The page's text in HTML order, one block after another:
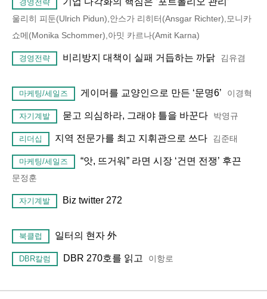
경영전략
울리히 피둔(Ulrich Pidun),안스가 리히터(Ansgar Richter),모니카
쇼메(Monika Schommer),아밋 카르나(Amit Karna)
경영전략 비리방지 대책이 실패 거듭하는 까닭 김유겸
마케팅/세일즈 게이머를 교양인으로 만든 ‘문명6’ 이경혁
자기계발 묻고 의심하라, 그래야 틀을 바꾼다 박영규
리더십 지역 전문가를 최고 지휘관으로 쓰다 김준태
마케팅/세일즈 “앗, 뜨거워” 라면 시장 ‘건면 전쟁’ 후끈
문정훈
자기계발 Biz twitter 272
북클럽 일터의 현자 外
DBR칼럼 DBR 270호를 읽고 이항로